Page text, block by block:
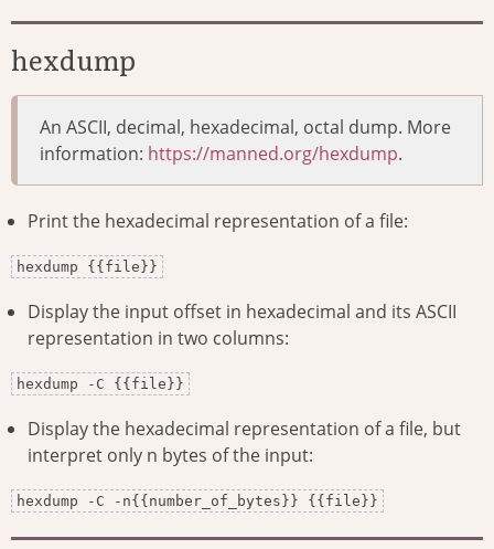
hexdump
An ASCII, decimal, hexadecimal, octal dump. More
information: https://manned.org/hexdump.
Print the hexadecimal representation of a file:
hexdump {{file}}
Display the input offset in hexadecimal and its ASCII
representation in two columns:
hexdump -C {{file}}
Display the hexadecimal representation of a file, but
interpret only n bytes of the input:
hexdump -C -n{{number_of_bytes}} {{file}}